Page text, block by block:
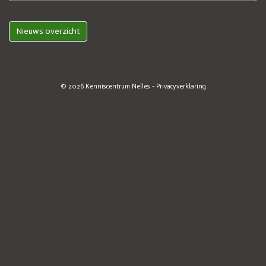
Nieuws overzicht
© 2026 Kenniscentrum Nelles - Privacyverklaring